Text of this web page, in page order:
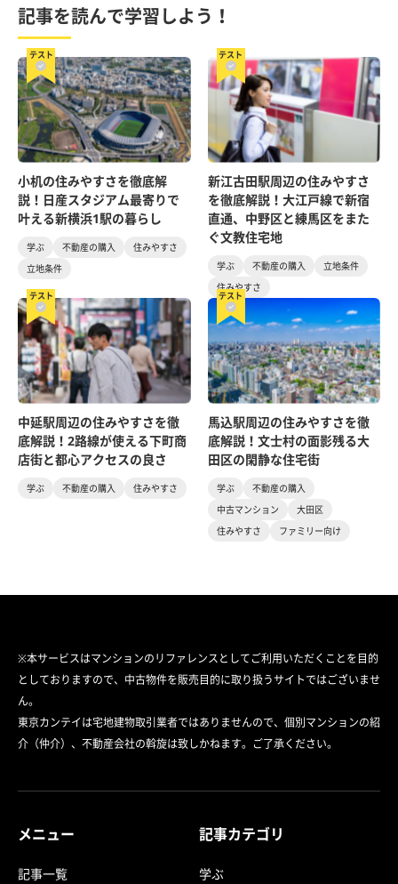
記事を読んで学習しよう！
テスト
小机の住みやすさを徹底解
説！日産スタジアム最寄りで
叶える新横浜1駅の暮らし
学ぶ 不動産の購入
住みやすさ
立地条件
テスト
新江古田駅周辺の住みやすさ
を徹底解説！大江戸線で新宿
直通、中野区と練馬区をまた
ぐ文教住宅地
学ぶ 不動産の購入
立地条件
住みやすさ
テスト
中延駅周辺の住みやすさを徹
底解説！2路線が使える下町商
店街と都心アクセスの良さ
学ぶ 不動産の購入 住みやすさ
テスト
馬込駅周辺の住みやすさを徹
底解説！文士村の面影残る大
田区の閑静な住宅街
学ぶ
不動産の購入
中古マンション
大田区
住みやすさ
ファミリー向け
※本サービスはマンションのリファレンスとしてご利用いただくことを目的
としておりますので、中古物件を販売目的に取り扱うサイトではございませ
ん。
東京カンテイは宅地建物取引業者ではありませんので、個別マンションの紹
介（仲介）、不動産会社の斡旋は致しかねます。ご了承ください。
メニュー
記事一覧
記事カテゴリ
学ぶ